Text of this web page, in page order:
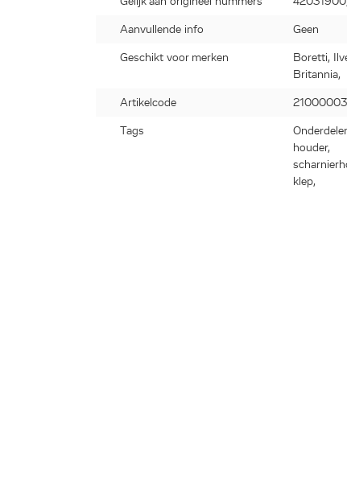
Aanvullende info Geen
Geschikt voor merken
Boretti,
Britannia,
Artikelcode
Tags
houder,
klep,